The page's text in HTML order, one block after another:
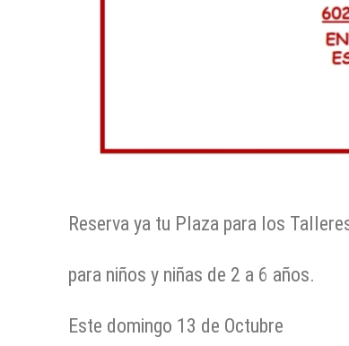
Reserva ya tu Plaza para los
para niños y niñas de 2 a 6 años.
Este domingo 13 de Octubre